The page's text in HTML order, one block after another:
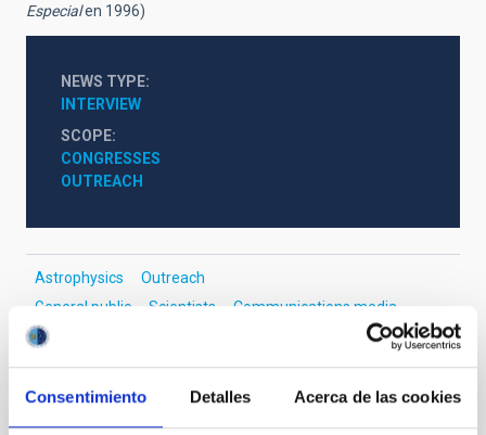
Consentimiento Detalles Acerca de las cookies
Especialen 1996)
NEWS TYPE
INTERVIEW
SCOPE
CONGRESSES
OUTREACH
Astrophysics
Outreach
General public
Scientists
Communications media
Cosmology & Astroparticles (CYA, CTA)
Formation & Evolution of Galaxies (FYEG)
Visible instrumentation
Telescopes
Hubble constant
Dark matter